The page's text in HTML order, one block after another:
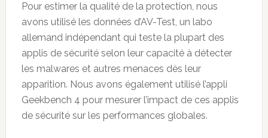
Pour estimer la qualité de la protection, nous
avons utilisé les données d’AV-Test, un labo
allemand indépendant qui teste la plupart des
applis de sécurité selon leur capacité à détecter
les malwares et autres menaces dès leur
apparition. Nous avons également utilisé l’appli
Geekbench 4 pour mesurer l’impact de ces applis
de sécurité sur les performances globales.